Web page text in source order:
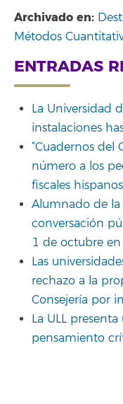
Archivado en:
Métodos
ENTRADAS
La Universidad
instalaciones
“Cuadernos del
número a los
fiscales
Alumnado de
conversación
1 de octubre
Las
rechazo a la
Consejería por
La ULL
pensamiento